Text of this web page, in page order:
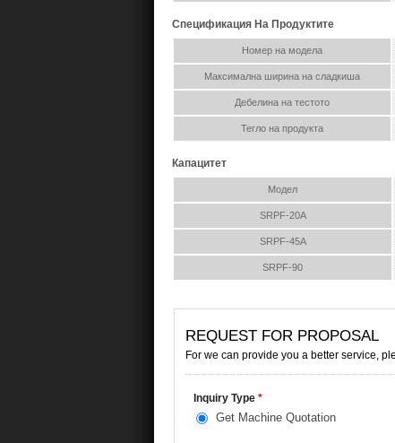
Спецификация На Продуктите
Номер на модела
Максимална ширина на сладкиша
Дебелина на тестото
Тегло на продукта
Капацитет
Модел
SRPF-20A
SRPF-45A
SRPF-90